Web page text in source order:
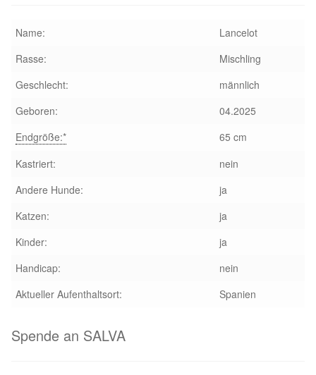
Name:
Lancelot
Rasse:
Mischling
Geschlecht:
männlich
Geboren:
04.2025
Endgröße:*
65 cm
Kastriert:
nein
Andere Hunde:
ja
Katzen:
ja
Kinder:
ja
Handicap:
nein
Aktueller Aufenthaltsort:
Spanien
Spende an SALVA